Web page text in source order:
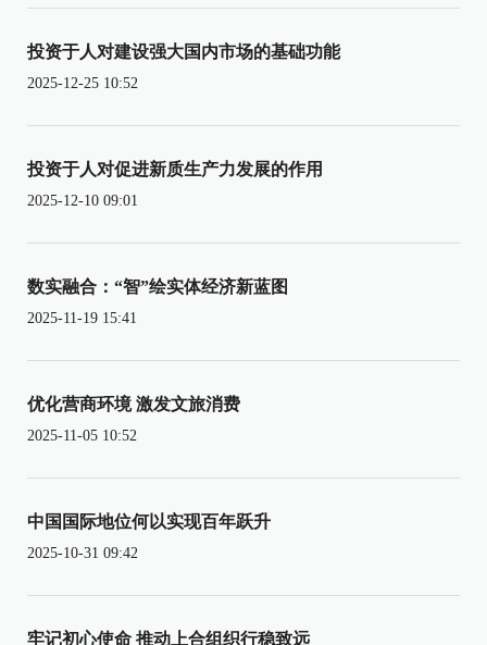
投资于人对建设强大国内市场的基础功能
2025-12-25 10:52
投资于人对促进新质生产力发展的作用
2025-12-10 09:01
数实融合：“智”绘实体经济新蓝图
2025-11-19 15:41
优化营商环境 激发文旅消费
2025-11-05 10:52
中国国际地位何以实现百年跃升
2025-10-31 09:42
牢记初心使命 推动上合组织行稳致远